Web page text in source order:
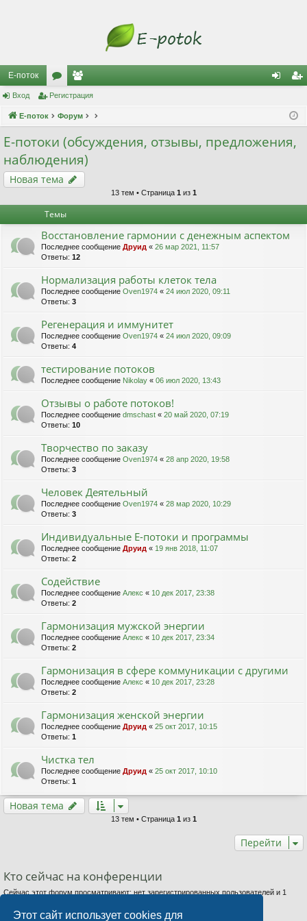
Этот сайт использует cookies для
Е-поток
ор
ум
ол
ьз
ов
ат
ел
ис
Вход Регистрация
Е-поток Форум
Е-потоки (обсуждения, отзывы, предложения,
наблюдения)
Новая тема
13 тем • Страница 1 из 1
Темы
Восстановление гармонии с денежным аспектом
Последнее сообщение Друид « 26 мар 2021, 11:57
Ответы: 12
Нормализация работы клеток тела
Последнее сообщение Oven1974 « 24 июл 2020, 09:11
Ответы: 3
Регенерация и иммунитет
Последнее сообщение Oven1974 « 24 июл 2020, 09:09
Ответы: 4
тестирование потоков
Последнее сообщение Nikolay « 06 июл 2020, 13:43
Отзывы о работе потоков!
Последнее сообщение dmschast « 20 май 2020, 07:19
Ответы: 10
Творчество по заказу
Последнее сообщение Oven1974 « 28 апр 2020, 19:58
Ответы: 3
Человек Деятельный
Последнее сообщение Oven1974 « 28 мар 2020, 10:29
Ответы: 3
Индивидуальные Е-потоки и программы
Последнее сообщение Друид « 19 янв 2018, 11:07
Ответы: 2
Содействие
Последнее сообщение Алекс « 10 дек 2017, 23:38
Ответы: 2
Гармонизация мужской энергии
Последнее сообщение Алекс « 10 дек 2017, 23:34
Ответы: 2
Гармонизация в сфере коммуникации с другими
Последнее сообщение Алекс « 10 дек 2017, 23:28
Ответы: 2
Гармонизация женской энергии
Последнее сообщение Друид « 25 окт 2017, 10:15
Ответы: 1
Чистка тел
Последнее сообщение Друид « 25 окт 2017, 10:10
Ответы: 1
Новая тема
13 тем • Страница 1 из 1
Перейти
Кто сейчас на конференции
Сейчас этот форум просматривают: нет зарегистрированных пользователей и 1